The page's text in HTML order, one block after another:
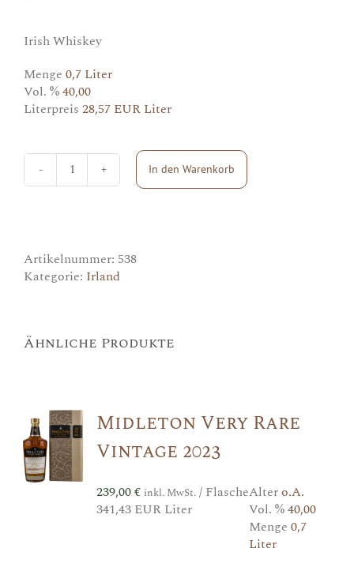
Irish Whiskey
Menge 0,7 Liter
Vol. %40,00
Literpreis 28,57 EUR Liter
Tullamore
Dew
In den Warenkorb
Artikelnummer: 538
Kategorie: Irland
Ähnliche Produkte
Midleton Very Rare
Vintage 2023
239,00€ inkl. MwSt./ Flasche
341,43 EUR Liter
Altero.A.
Vol. %40,00
Menge 0,7
Liter